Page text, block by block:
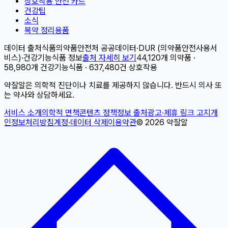
건강팁
소식
복약 정리용품
데이터 출처 식품의약품안전처 공공데이터 · DUR (의약품안전사용서
비스)·건강기능식품 정보출처 자세히 보기 44,120개 의약품 ·
58,980개 건강기능식품 · 637,480건 상호작용
약잘알은 의학적 진단이나 치료를 제공하지 않습니다. 반드시 의사 또
는 약사와 상담하세요.
서비스 소개의학적 면책콘텐츠 정책정보 출처광고·제휴 링크 고지 개
인정보처리방침계정·데이터 삭제 이용약관© 2026 약잘알